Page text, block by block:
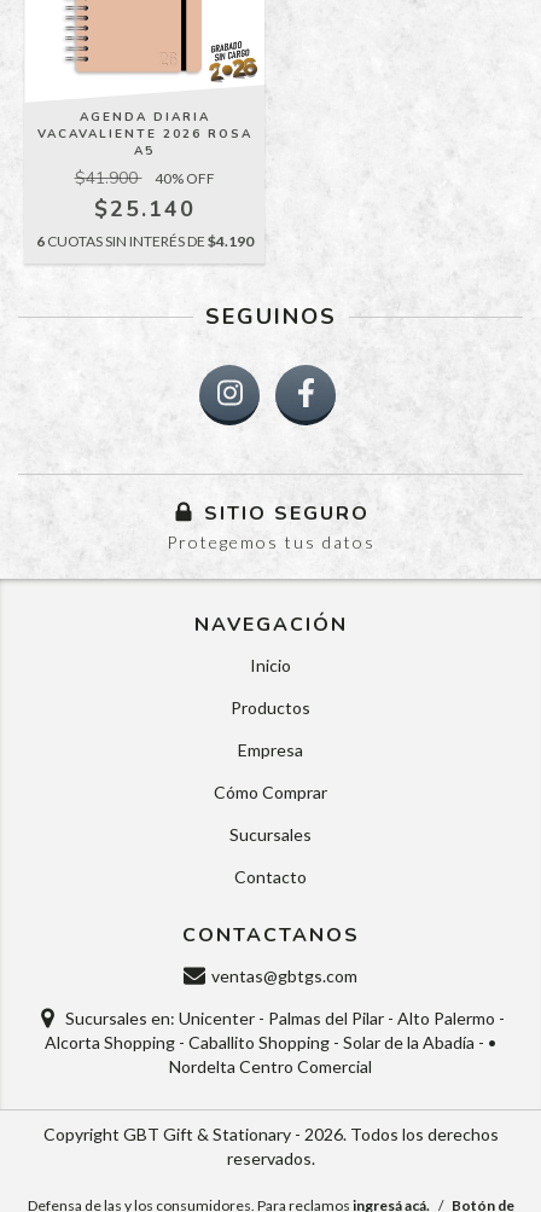
AGENDA DIARIA
VACAVALIENTE 2026 ROSA
A5
$41.900 40% OFF
$25.140
6 CUOTAS SIN INTERÉS DE $4.190
SEGUINOS
SITIO SEGURO
Protegemos tus datos
NAVEGACIÓN
Inicio
Productos
Empresa
Cómo Comprar
Sucursales
Contacto
CONTACTANOS
ventas@gbtgs.com
Sucursales en: Unicenter - Palmas del Pilar - Alto Palermo -
Alcorta Shopping - Caballito Shopping - Solar de la Abadía - •
Nordelta Centro Comercial
Copyright GBT Gift & Stationary - 2026. Todos los derechos
reservados.
Defensa de las y los consumidores. Para reclamos ingresá acá. / Botón de